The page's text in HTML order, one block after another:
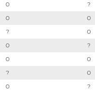
0 ?
0 0
? 0
0 ?
0 0
? 0
0 ?